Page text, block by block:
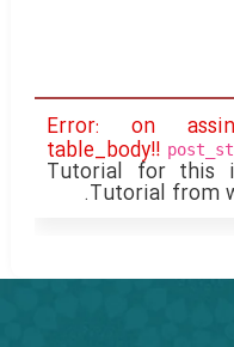
Error: on
table_body!!
Tutorial for this
Tutorial from